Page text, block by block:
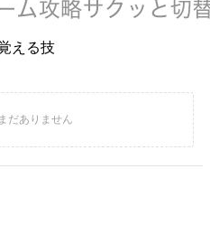
える技